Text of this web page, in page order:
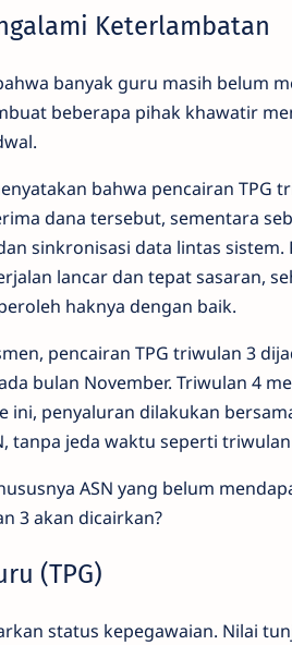
Keterlambatan
banyak guru masih belum
beberapa pihak khawatir
bahwa pencairan TPG
dana tersebut, sementara
sinkronisasi data lintas sistem.
lancar dan tepat sasaran,
haknya dengan baik.
pencairan TPG triwulan 3
bulan November. Triwulan 4
ini, penyaluran dilakukan
tanpa jeda waktu seperti
ASN yang belum
3 akan dicairkan?
(TPG)
status kepegawaian. Nilai